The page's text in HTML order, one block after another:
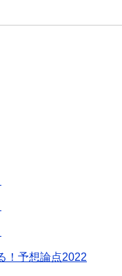
！予想論点2022